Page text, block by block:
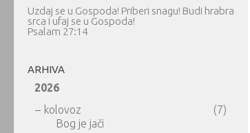
Uzdaj se u Gospoda! Priberi snagu! Budi hrabra
srca i ufaj se u Gospoda!
Psalam 27:14
ARHIVA
2026
– kolovoz
(7)
Bog je jači